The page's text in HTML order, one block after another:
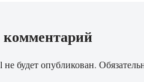
будет опубликован.